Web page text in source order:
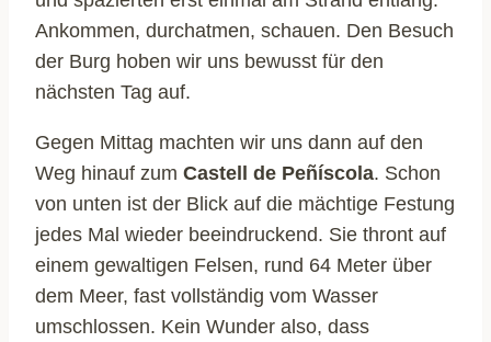
Ankommen, durchatmen, schauen. Den Besuch
der Burg hoben wir uns bewusst für den
nächsten Tag auf.
Gegen Mittag machten wir uns dann auf den
Weg hinauf zum Castell de Peñíscola. Schon
von unten ist der Blick auf die mächtige Festung
jedes Mal wieder beeindruckend. Sie thront auf
einem gewaltigen Felsen, rund 64 Meter über
dem Meer, fast vollständig vom Wasser
umschlossen. Kein Wunder also, dass